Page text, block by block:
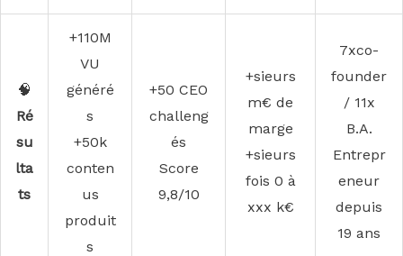
🧠
Ré
su
lta
ts
+110M
VU
généré
s
+50k
conten
us
produit
s
+50 CEO
challeng
és
Score
9,8/10
+sieurs
m€ de
marge
+sieurs
fois 0 à
xxx k€
7xco-
founder
/ 11x
B.A.
Entrepr
eneur
depuis
19 ans